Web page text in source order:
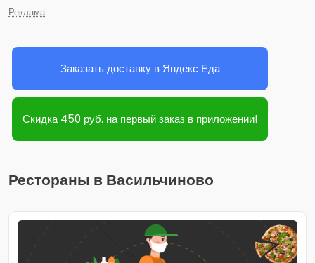
Реклама
Заказать доставку в Яндекс Еда
Скидка 450 руб. на первый заказ в приложении!
Рестораны в Васильчиново